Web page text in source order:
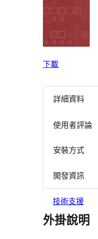
下載
詳細資料
使用者評論
安裝方式
開發資訊
技術支援
外掛說明